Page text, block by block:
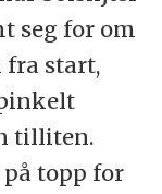
seg for om
fra start,
tilliten.
topp for